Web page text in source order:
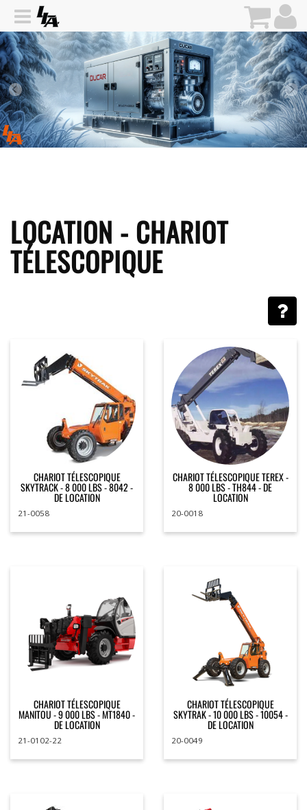
LOCATION - CHARIOT
TÉLESCOPIQUE
CHARIOT TÉLESCOPIQUE
SKYTRACK - 8 000 LBS - 8042 -
DE LOCATION
21-0058
CHARIOT TÉLESCOPIQUE TEREX -
8 000 LBS - TH844 - DE
LOCATION
20-0018
CHARIOT TÉLESCOPIQUE
MANITOU - 9 000 LBS - MT1840 -
DE LOCATION
21-0102-22
CHARIOT TÉLESCOPIQUE
SKYTRAK - 10 000 LBS - 10054 -
DE LOCATION
20-0049